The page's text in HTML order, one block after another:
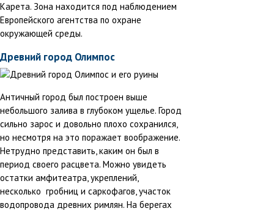
Карета. Зона находится под наблюдением
Европейского агентства по охране
окружающей среды.
Древний город Олимпос
Античный город был построен выше
небольшого залива в глубоком ущелье. Город
сильно зарос и довольно плохо сохранился,
но несмотря на это поражает воображение.
Нетрудно представить, каким он был в
период своего расцвета. Можно увидеть
остатки амфитеатра, укреплений,
несколько гробниц и саркофагов, участок
водопровода древних римлян. На берегах